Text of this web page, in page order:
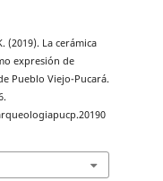
(2019). La cerámica
expresión de
Pueblo Viejo-Pucará.